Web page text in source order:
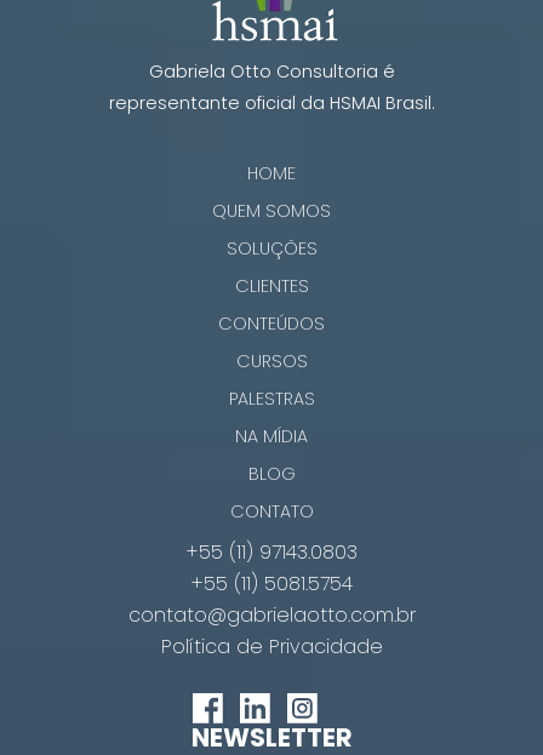
Gabriela Otto Consultoria é
representante oficial da HSMAI Brasil.
HOME
QUEM SOMOS
SOLUÇÕES
CLIENTES
CONTEÚDOS
CURSOS
PALESTRAS
NA MÍDIA
BLOG
CONTATO
+55 (11) 97143.0803
+55 (11) 5081.5754
contato@gabrielaotto.com.br
Política de Privacidade
NEWSLETTER